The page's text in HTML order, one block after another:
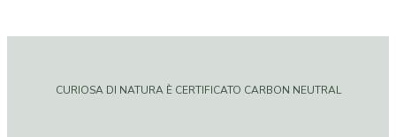
CURIOSA DI NATURA È CERTIFICATO CARBON NEUTRAL